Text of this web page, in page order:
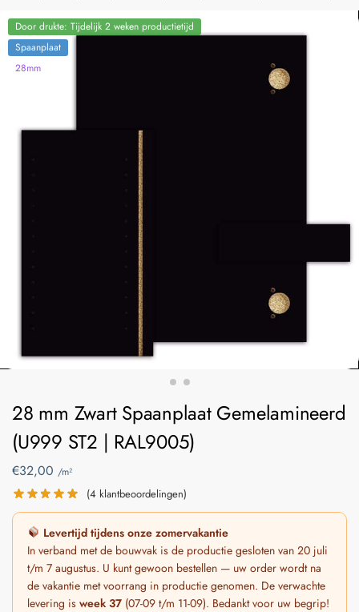
Door drukte: Tijdelijk 2 weken productietijd
Spaanplaat
28mm
28 mm Zwart Spaanplaat Gemelamineerd
(U999 ST2 | RAL9005)
€32,00 /m²
(4 klantbeoordelingen)
Levertijd tijdens onze zomervakantie
In verband met de bouwvak is de productie gesloten van 20 juli
t/m 7 augustus. U kunt gewoon bestellen — uw order wordt na
de vakantie met voorrang in productie genomen. De verwachte
levering is week 37 (07-09 t/m 11-09). Bedankt voor uw begrip!